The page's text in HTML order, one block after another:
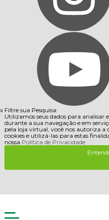
x Filtre sua Pesquisa:
Utilizamos seus dados para analisar
durante a sua navegação e em
pela loja virtual, você nos autoriza a
cookies e utilizá-las para estas
nossa Política de Privacidade